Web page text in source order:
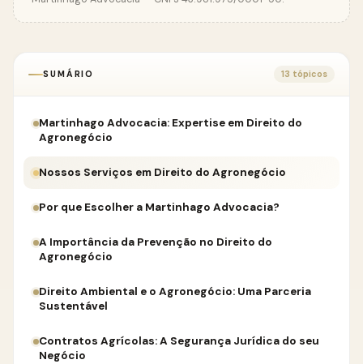
SUMÁRIO 13 tópicos
Martinhago Advocacia: Expertise em Direito do
Agronegócio
Nossos Serviços em Direito do Agronegócio
Por que Escolher a Martinhago Advocacia?
A Importância da Prevenção no Direito do
Agronegócio
Direito Ambiental e o Agronegócio: Uma Parceria
Sustentável
Contratos Agrícolas: A Segurança Jurídica do seu
Negócio